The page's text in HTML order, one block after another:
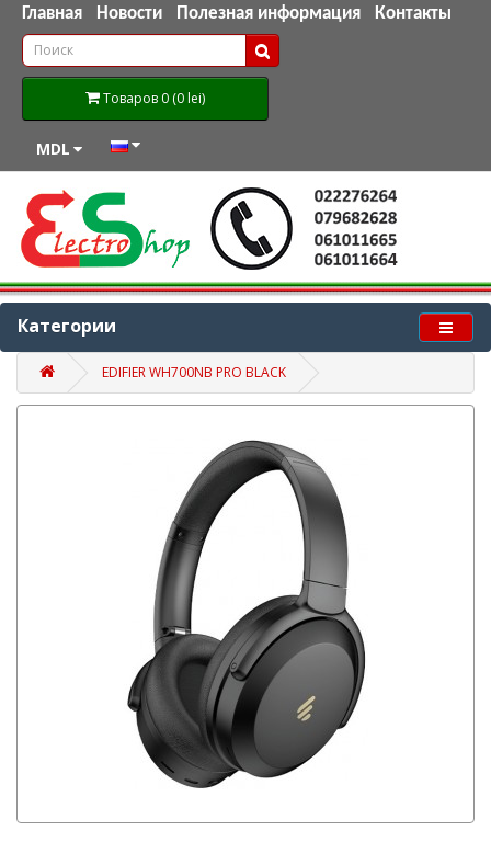
Главная Новости Полезная информация Контакты
Товаров 0 (0 lei)
MDL
Категории
EDIFIER WH700NB PRO BLACK